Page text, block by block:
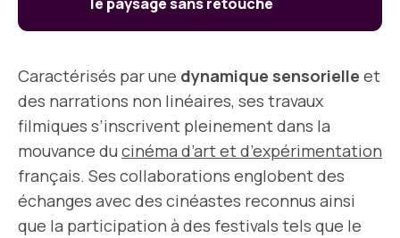
Caractérisés par une dynamique sensorielle et
des narrations non linéaires, ses travaux
filmiques s’inscrivent pleinement dans la
mouvance du cinéma d’art et d’expérimentation
français. Ses collaborations englobent des
échanges avec des cinéastes reconnus ainsi
que la participation à des festivals tels que le